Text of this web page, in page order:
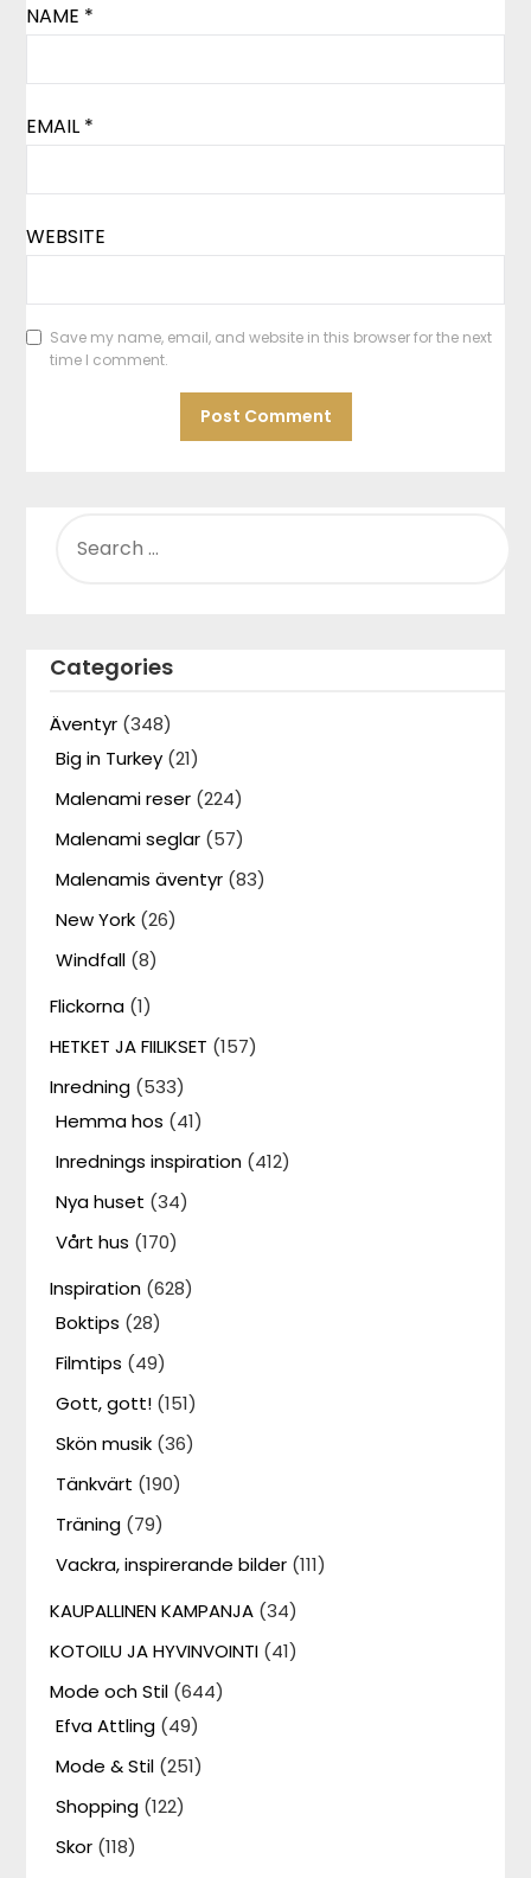
NAME *
EMAIL *
WEBSITE
Save my name, email, and website in this browser for the next
time I comment.
FOR:
Categories
Äventyr (348)
Big in Turkey (21)
Malenami reser (224)
Malenami seglar (57)
Malenamis äventyr (83)
New York (26)
Windfall (8)
Flickorna (1)
HETKET JA FIILIKSET (157)
Inredning (533)
Hemma hos (41)
Inrednings inspiration (412)
Nya huset (34)
Vårt hus (170)
Inspiration (628)
Boktips (28)
Filmtips (49)
Gott, gott! (151)
Skön musik (36)
Tänkvärt (190)
Träning (79)
Vackra, inspirerande bilder (111)
KAUPALLINEN KAMPANJA (34)
KOTOILU JA HYVINVOINTI (41)
Mode och Stil (644)
Efva Attling (49)
Mode & Stil (251)
Shopping (122)
Skor (118)